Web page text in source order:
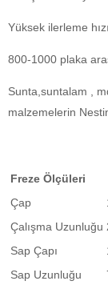
Yüksek ilerleme hızı
800-1000 plaka
Sunta,suntalam ,
malzemelerin
Freze Ölçüleri
Çap
Çalışma Uzunluğu
Sap Çapı
Sap Uzunluğu